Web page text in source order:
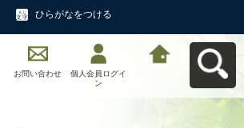
ひらがなをつける
お問い合わせ
個人会員ログイ
ン